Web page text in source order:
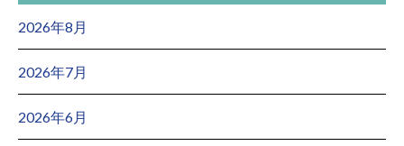
2026年8月
2026年7月
2026年6月